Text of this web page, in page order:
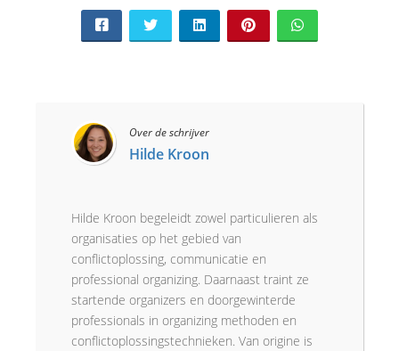
Over de schrijver
Hilde Kroon
Hilde Kroon begeleidt zowel particulieren als
organisaties op het gebied van
conflictoplossing, communicatie en
professional organizing. Daarnaast traint ze
startende organizers en doorgewinterde
professionals in organizing methoden en
conflictoplossingstechnieken. Van origine is